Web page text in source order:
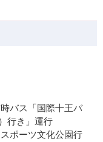
バス「国際十王バ
行き」運行
ポーツ文化公園行